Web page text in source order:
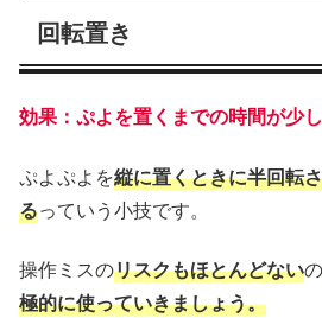
回転置き
効果：ぷよを置くまでの時間が少
ぷよぷよを縦に置くときに半回転
るっていう小技です。
操作ミスのリスクもほとんどない
極的に使っていきましょう。